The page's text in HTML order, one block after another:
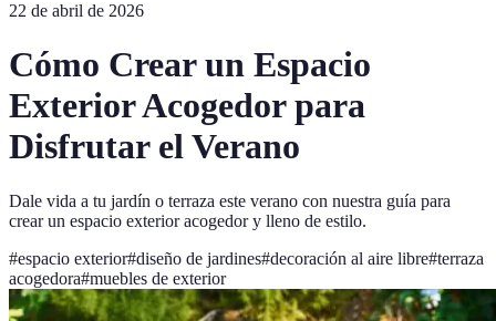
22 de abril de 2026
Cómo Crear un Espacio
Exterior Acogedor para
Disfrutar el Verano
Dale vida a tu jardín o terraza este verano con nuestra guía para
crear un espacio exterior acogedor y lleno de estilo.
#espacio exterior#diseño de jardines#decoración al aire libre#terraza
acogedora#muebles de exterior